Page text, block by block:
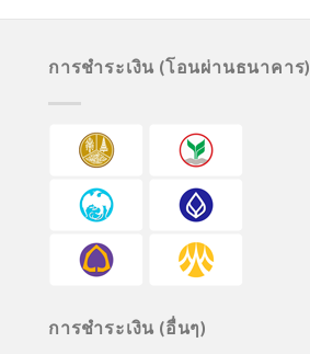
การชำระเงิน (โอนผ่านธนาคาร)
การชำระเงิน (อื่นๆ)